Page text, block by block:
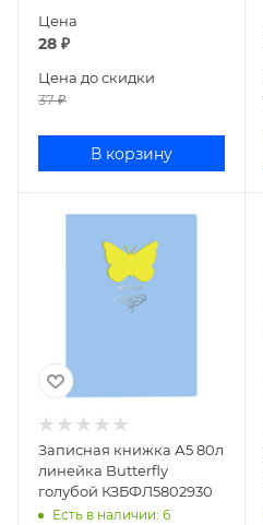
Цена
28 ₽
Цена до скидки
37₽
В корзину
Записная книжка А5 80л
линейка Butterfly
голубой КЗБФЛ5802930
Есть в наличии: 6